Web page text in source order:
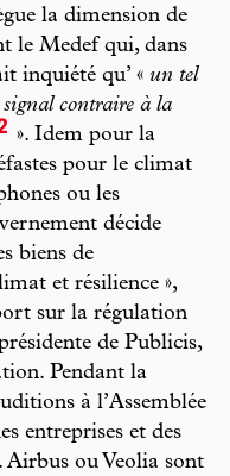
la dimension de
le Medef qui, dans
inquiété qu’ « un tel
contraire à la
». Idem pour la
pour le climat
ou les
décide
biens de
et résilience »,
sur la régulation
de Publicis,
Pendant la
à l’Assemblée
entreprises et des
Airbus ou Veolia sont